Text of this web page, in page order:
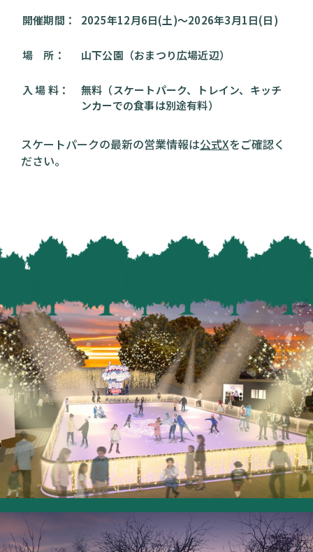
開催期間： 2025年12月6日(土)〜2026年3月1日(日)
場 所： 山下公園（おまつり広場近辺）
入 場 料：
無料（スケートパーク、トレイン、キッチ
ンカーでの食事は別途有料）
スケートパークの最新の営業情報は公式Xをご確認く
ださい。